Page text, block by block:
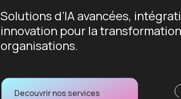
Solutions d’IA avancées,
innovation pour la
organisations.
Decouvrir nos services